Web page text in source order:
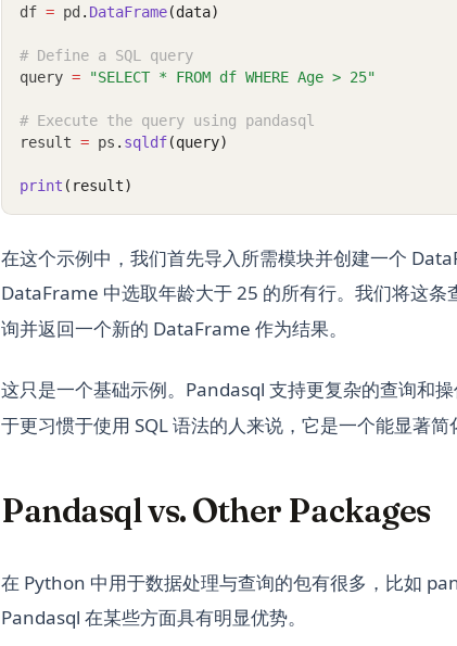
df = pd . DataFrame(data)
# Define a SQL query
query = "SELECT * FROM df WHERE Age > 25"
# Execute the query using pandasql
result = ps . sqldf(query)
print (result)
在这个示例中，我们首先导入所需模块并创建一个
DataFrame 中选取年龄大于 25 的所有行。我们将这条
询并返回一个新的 DataFrame 作为结果。
这只是一个基础示例。Pandasql 支持更复杂的查询和
于更习惯于使用 SQL 语法的人来说，它是一个能显著简
Pandasql vs. Other Packages
在 Python 中用于数据处理与查询的包有很多，比如
Pandasql 在某些方面具有明显优势。